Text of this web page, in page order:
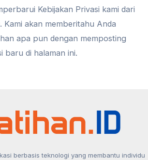
Kebijakan Privasi kami dari
akan memberitahu Anda
apa pun dengan memposting
baru di halaman ini.
berbasis teknologi yang membantu individu